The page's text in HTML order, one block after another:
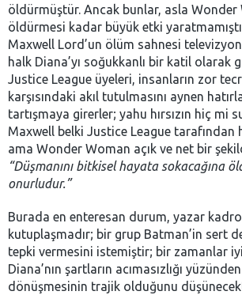
öldürmüştür. Ancak bunlar, asla Wonder
öldürmesi kadar büyük etki
Maxwell Lord’un ölüm sahnesi
halk Diana’yı soğukkanlı bir katil olarak
Justice League üyeleri, insanların zor
karşısındaki akıl tutulmasını aynen
tartışmaya girerler; yahu hırsızın hiç mi
Maxwell belki Justice League tarafından
ama Wonder Woman açık ve net bir
“Düşmanını bitkisel hayata sokacağına
onurludur.”
Burada en enteresan durum, yazar
kutuplaşmadır; bir grup Batman’in sert
tepki vermesini istemiştir; bir zamanlar
Diana’nın şartların acımasızlığı
dönüşmesinin trajik olduğunu